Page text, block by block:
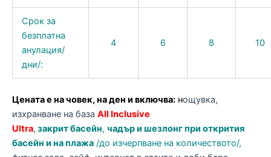
Срок за
безплатна
анулация/
дни/:
4 6 8 10
Цената е на човек, на ден и включва: нощувка,
изхранване на база All Inclusive
Ultra, закрит басейн, чадър и шезлонг при открития
басейн и на плажа /до изчерпване на количеството/,